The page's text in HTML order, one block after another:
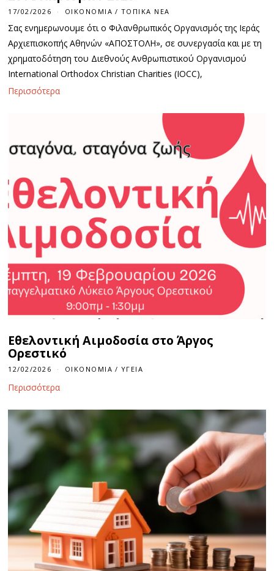
17/02/2026
/
2
/
0
6
ΟΙΚΟΝΟΜΊΑ / ΤΟΠΙΚΆ ΝΈΑ
Σας ενημερωνουμε ότι ο Φιλανθρωπικός Οργανισμός της Ιεράς
Αρχιεπισκοπής Αθηνών «ΑΠΟΣΤΟΛΗ», σε συνεργασία και με τη
χρηματοδότηση του Διεθνούς Ανθρωπιστικού Οργανισμού
International Orthodox Christian Charities (IOCC),
Περισσότερα
Εθελοντική Αιμοδοσία στο Άργος
Ορεστικό
12/02/2026 ΟΙΚΟΝΟΜΊΑ / ΥΓΕΊΑ
Περισσότερα